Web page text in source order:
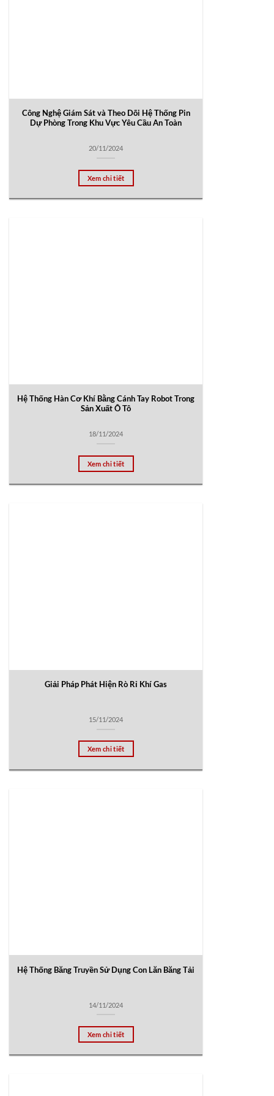
Công Nghệ Giám Sát và Theo Dõi Hệ Thống Pin
Dự Phòng Trong Khu Vực Yêu Cầu An Toàn
20/11/2024
Xem chi tiết
Hệ Thống Hàn Cơ Khí Bằng Cánh Tay Robot Trong
Sản Xuất Ô Tô
18/11/2024
Xem chi tiết
Giải Pháp Phát Hiện Rò Rỉ Khí Gas
15/11/2024
Xem chi tiết
Hệ Thống Băng Truyền Sử Dụng Con Lăn Băng Tải
14/11/2024
Xem chi tiết